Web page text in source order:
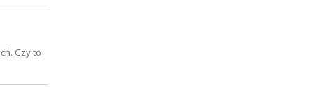
Czy to